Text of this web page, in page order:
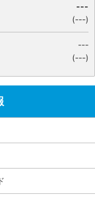
---
(---)
---
(---)